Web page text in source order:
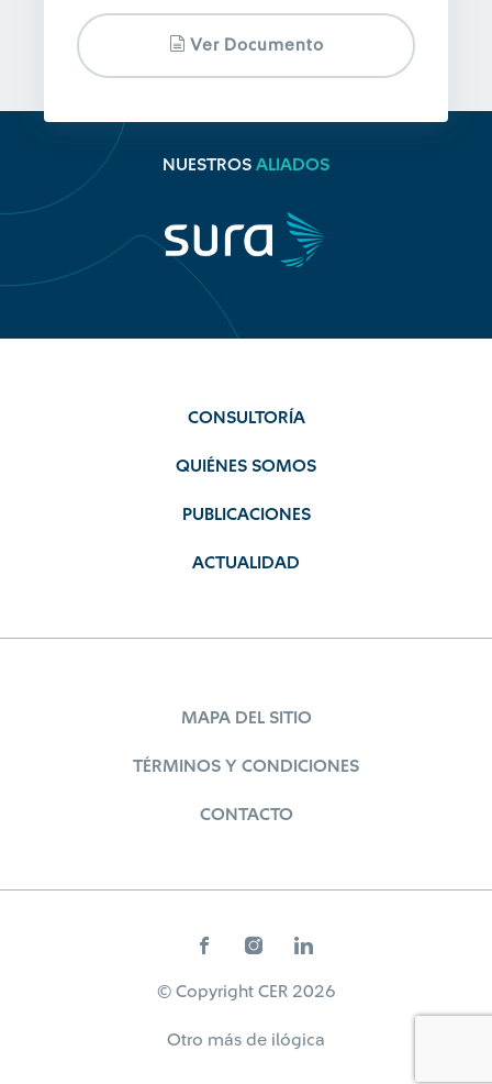
Ver Documento
NUESTROS ALIADOS
CONSULTORÍA
QUIÉNES SOMOS
PUBLICACIONES
ACTUALIDAD
MAPA DEL SITIO
TÉRMINOS Y CONDICIONES
CONTACTO
© Copyright CER 2026
Otro más de ilógica